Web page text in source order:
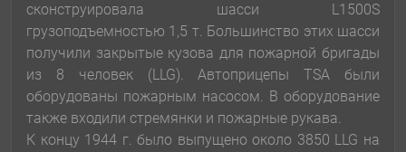
сконструировала шасси L1500S
грузоподъемностью 1,5 т. Большинство этих шасси
получили закрытые кузова для пожарной бригады
из 8 человек (LLG). Автоприцепы TSA были
оборудованы пожарным насосом. В оборудование
также входили стремянки и пожарные рукава.
К концу 1944 г. было выпущено около 3850 LLG на